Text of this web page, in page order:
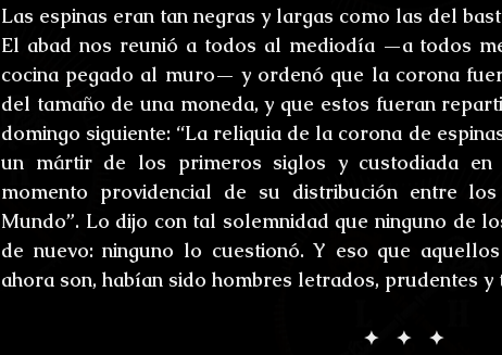
Las espinas eran tan negras y largas como las del
El abad nos reunió a todos al mediodía —a todos
cocina pegado al muro— y ordenó que la corona
del tamaño de una moneda, y que estos fueran
domingo siguiente: “La reliquia de la corona de
un mártir de los primeros siglos y custodiada
momento providencial de su distribución entre
Mundo”. Lo dijo con tal solemnidad que ninguno de
de nuevo: ninguno lo cuestionó. Y eso que
ahora son, habían sido hombres letrados, prudentes
✦   ✦   ✦